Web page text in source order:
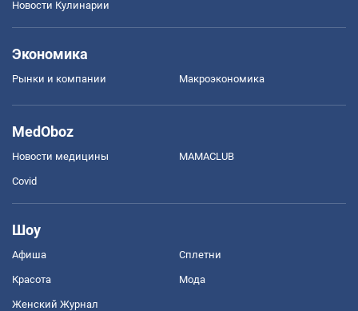
Новости Кулинарии
Экономика
Рынки и компании Mакроэкономика
MedOboz
Новости медицины MAMACLUB
Covid
Шоу
Афиша Сплетни
Красота Мода
Женский Журнал